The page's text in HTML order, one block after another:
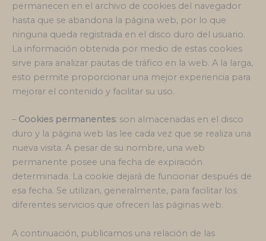
permanecen en el archivo de cookies del navegador
hasta que se abandona la página web, por lo que
ninguna queda registrada en el disco duro del usuario.
La información obtenida por medio de estas cookies
sirve para analizar pautas de tráfico en la web. A la larga,
esto permite proporcionar una mejor experiencia para
mejorar el contenido y facilitar su uso.
– Cookies permanentes: son almacenadas en el disco
duro y la página web las lee cada vez que se realiza una
nueva visita. A pesar de su nombre, una web
permanente posee una fecha de expiración
determinada. La cookie dejará de funcionar después de
esa fecha. Se utilizan, generalmente, para facilitar los
diferentes servicios que ofrecen las páginas web.
A continuación, publicamos una relación de las